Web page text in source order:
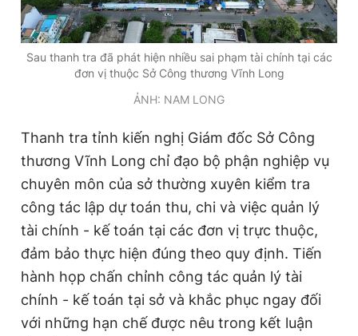
Sau thanh tra đã phát hiện nhiều sai phạm tài chính tại các
đơn vị thuộc Sở Công thương Vĩnh Long
ẢNH: NAM LONG
Thanh tra tỉnh kiến nghị Giám đốc Sở Công
thương Vĩnh Long chỉ đạo bộ phận nghiệp vụ
chuyên môn của sở thường xuyên kiểm tra
công tác lập dự toán thu, chi và việc quản lý
tài chính - kế toán tại các đơn vị trực thuộc,
đảm bảo thực hiện đúng theo quy định. Tiến
hành họp chấn chỉnh công tác quản lý tài
chính - kế toán tại sở và khắc phục ngay đối
với những hạn chế được nêu trong kết luận